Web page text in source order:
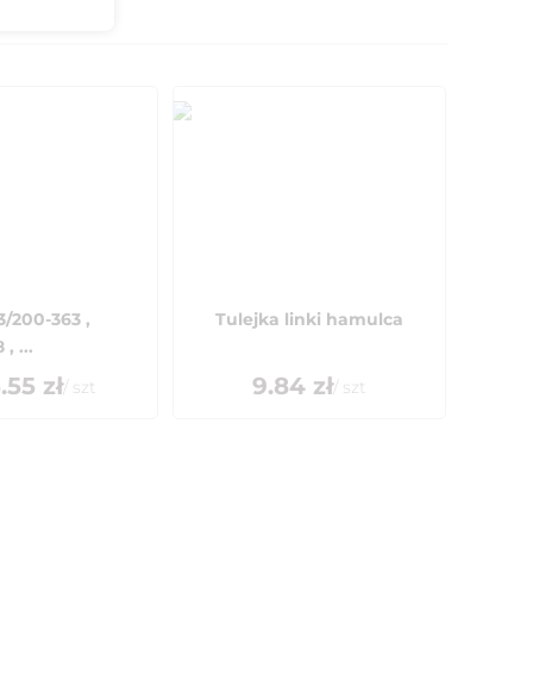
200-363 ,
, ...
zł/ szt
Tulejka linki hamulca
9.84 zł/ szt